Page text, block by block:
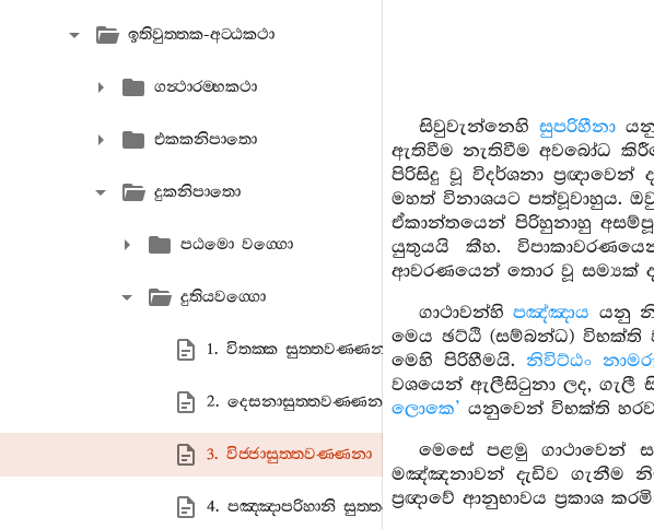
ඉතිවුත‍්තක-අට‍්ඨකථා
ගන්‍ථාරම‍්භකථා
එකකනිපාතො
දුකනිපාතො
පඨමො වග‍්ගො
දුතියවග‍්ගො
1. විතක‍්ක සුත‍්තවණ‍්ණනා
2. දෙසනාසුත‍්තවණ‍්ණනා
3. විජ‍්ජාසුත‍්තවණ‍්ණනා
4. පඤ‍්ඤාපරිහානි සුත‍්තවණ‍්ණනා
සිවුවැන්නෙහි සුපරිහීනායනු
ඇතිවීම නැතිවීම අවබෝධ
පිරිසිදු වූ විදර්ශනා
මහත් විනාශයට පත්වූවාහුය.
ඒකාන්තයෙන් පිරිහුනාහු
යුතුයයි කීහ.
ආවරණයෙන් තොර වූ සම්‍යක්
ගාථාවන්හිපඤ්ඤාය යනු
මෙය ඡට්ඨි (සම්බන්ධ) විභක්ති
මෙහි පිරිහීමයි.නිවිට්ඨං
වශයෙන් ඇලීසිටුනා ලද, ගැලී
ලොකෙ’ යනුවෙන් විභක්ති
මෙසේ පළමු ගාථාවෙන්
මඤ්ඤනාවන් දැඩිව ගැනීම
ප්‍රඥාවේ ආනුභාවය ප්‍රකාශ